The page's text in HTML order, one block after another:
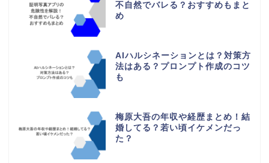
不自然でバレる？おすすめもまと
め
AIハルシネーションとは？対策方
法はある？プロンプト作成のコツ
も
梅原大吾の年収や経歴まとめ！結
婚してる？若い頃イケメンだっ
た？